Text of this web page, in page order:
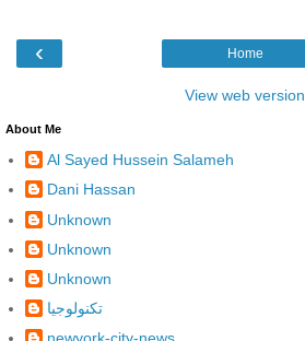
‹ Home
View web version
About Me
Al Sayed Hussein Salameh
Dani Hassan
Unknown
Unknown
Unknown
تكنولوجيا